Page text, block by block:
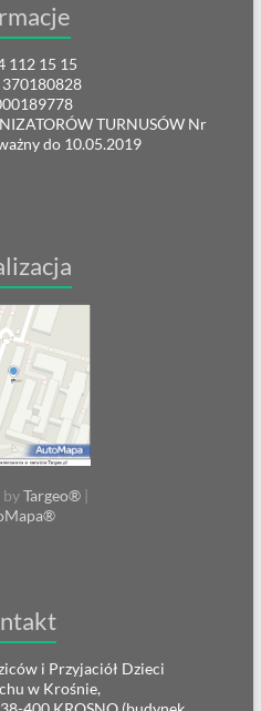
112 15 15
370180828
TURNUSÓW Nr
do 10.05.2019
byTargeo®|
i Przyjaciół Dzieci
w Krośnie,